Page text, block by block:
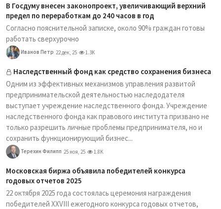
В Госдуму внесен законопроект, увеличивающий верхний
предел по переработкам до 240 часов в год
Согласно пояснительной записке, около 90% граждан готовы
работать сверхурочно
Иванов Петр 22 дек, 25 1.3K
Наследственный фонд как средство сохранения бизнеса
Одним из эффективных механизмов управления развитой
предпринимательской деятельностью наследодателя
выступает учреждение наследственного фонда. Учреждение
наследственного фонда как правового института призвано не
только разрешить личные проблемы предпринимателя, но и
сохранить функционирующий бизнес...
Терехин Филипп 25 ноя, 25 1.8K
Московская биржа объявила победителей конкурса
годовых отчетов 2025
22 октября 2025 года состоялась церемония награждения
победителей XXVIII ежегодного конкурса годовых отчетов,